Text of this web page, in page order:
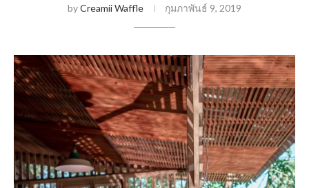
byCreamii Waffle กุมภาพันธ์ 9, 2019